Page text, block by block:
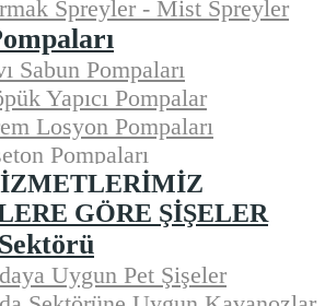
Spreyler - Mist Spreyler
Sabun Pompaları
Yapıcı Pompalar
Losyon Pompaları
Pompaları
GÖRE ŞIŞELER
Uygun Pet Şişeler